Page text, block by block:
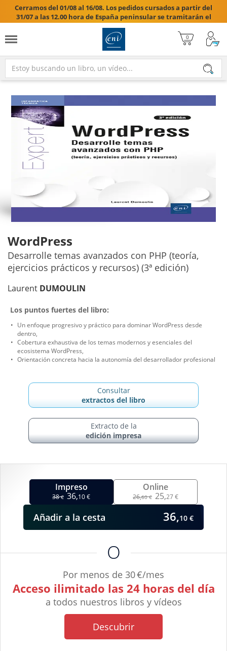
Cerramos del 01/08 al 16/08. Los pedidos cursados a partir del
31/07 a las 12.00 hora de España peninsular se tramitarán el
17/08/2026.

WordPress
Desarrolle temas avanzados con PHP (teoría,
ejercicios prácticos y recursos) (3ª edición)
Laurent DUMOULIN
Impreso
38€ 36,10 €
O
Por menos de 30 €/mes
Acceso ilimitado las 24 horas del día
a todos nuestros libros y vídeos
Descubrir
Online
26,60 € 25,27 €
Añadir a la cesta 36,10 €
Los puntos fuertes del libro:
Un enfoque progresivo y práctico para dominar WordPress desde
dentro,
Cobertura exhaustiva de los temas modernos y esenciales del
ecosistema WordPress,
Orientación concreta hacia la autonomía del desarrollador profesional
Consultar
extractos del libro
Extracto de la
edición impresa